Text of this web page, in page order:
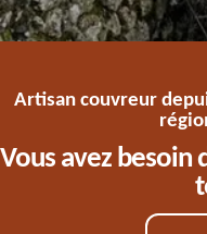
Artisan couvreur
Vous avez besoin